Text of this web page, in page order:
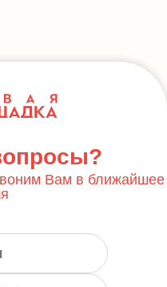
Вам в ближайшее